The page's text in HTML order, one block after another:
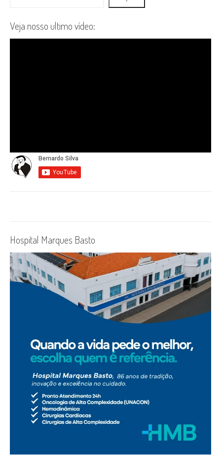
Veja nosso ultimo vídeo:
Hospital Marques Basto